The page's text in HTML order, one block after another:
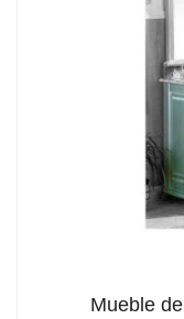
Mueble